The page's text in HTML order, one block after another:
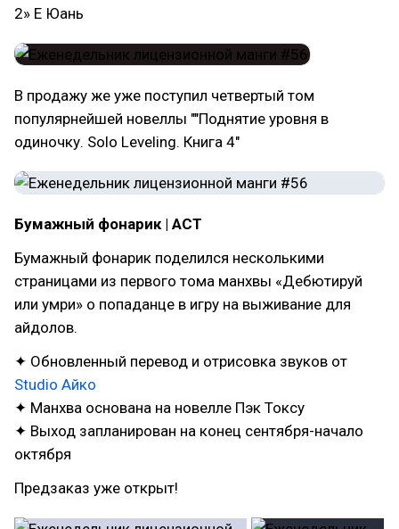
2» Е Юань
В продажу же уже поступил четвертый том
популярнейшей новеллы ""Поднятие уровня в
одиночку. Solo Leveling. Книга 4"
Бумажный фонарик | АСТ
Бумажный фонарик поделился несколькими
страницами из первого тома манхвы «Дебютируй
или умри» о попаданце в игру на выживание для
айдолов.
✦ Обновленный перевод и отрисовка звуков от
Studio Айко
✦ Манхва основана на новелле Пэк Токсу
✦ Выход запланирован на конец сентября-начало
октября
Предзаказ уже открыт!